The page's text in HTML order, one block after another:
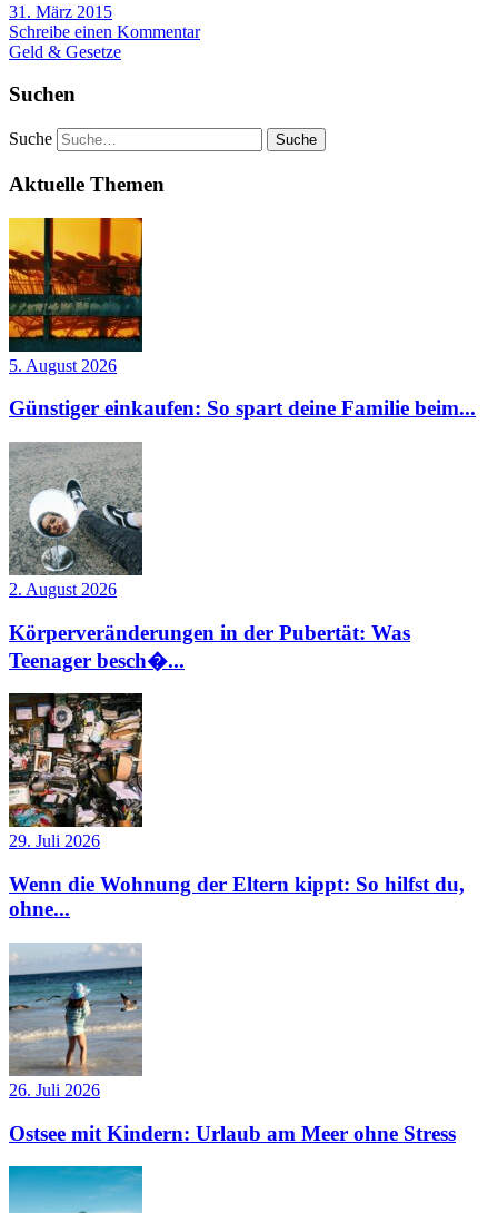
31. März 2015
Schreibe einen Kommentar
Geld & Gesetze
Suchen
Suche
Aktuelle Themen
5. August 2026
Günstiger einkaufen: So spart deine Familie beim...
2. August 2026
Körperveränderungen in der Pubertät: Was
Teenager besch�...
29. Juli 2026
Wenn die Wohnung der Eltern kippt: So hilfst du,
ohne...
26. Juli 2026
Ostsee mit Kindern: Urlaub am Meer ohne Stress